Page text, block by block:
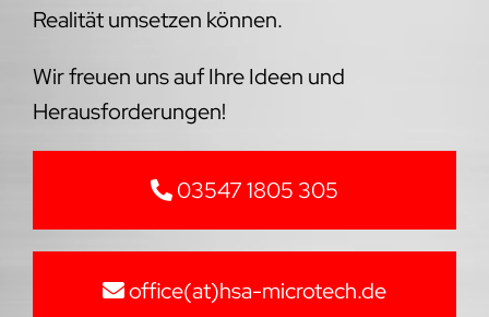
Realität umsetzen können.
Wir freuen uns auf Ihre Ideen und
Herausforderungen!
03547 1805 305
office(at)hsa-microtech.de